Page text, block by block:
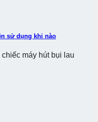
sử dụng khi nào
máy hút bụi lau